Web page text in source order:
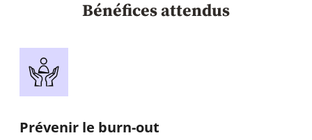
Bénéfices attendus
Prévenir le burn-out